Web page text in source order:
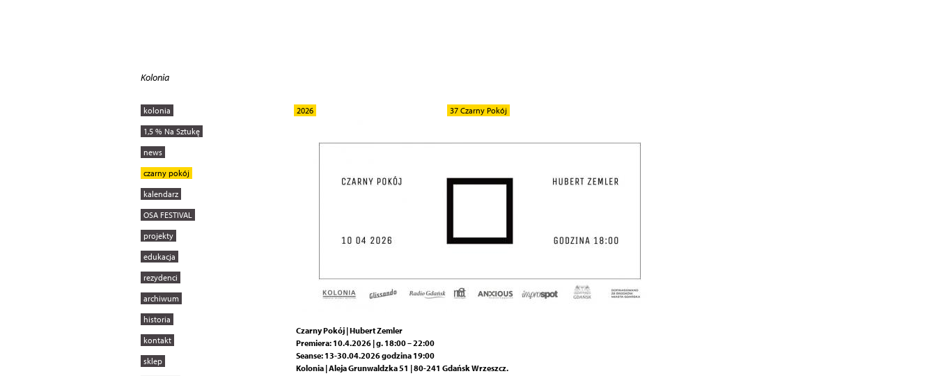
Kolonia
kolonia
1,5 % Na Sztukę
news
czarny pokój
2026 37 Czarny Pokój
kalendarz
OSA FESTIVAL
projekty
edukacja
rezydenci
archiwum
historia
kontakt
sklep
Czarny Pokój | Hubert Zemler
Premiera: 10.4.2026 | g. 18:00 – 22:00
Seanse: 13-30.04.2026 godzina 19:00
Kolonia | Aleja Grunwaldzka 51 | 80-241 Gdańsk Wrzeszcz.